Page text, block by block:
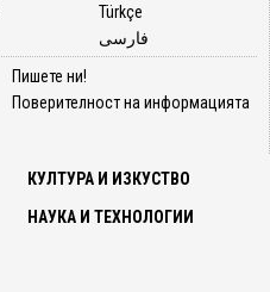
Türkçe
فارسی
Пишете ни!
Поверителност на информацията
КУЛТУРА И ИЗКУСТВО
НАУКА И ТЕХНОЛОГИИ